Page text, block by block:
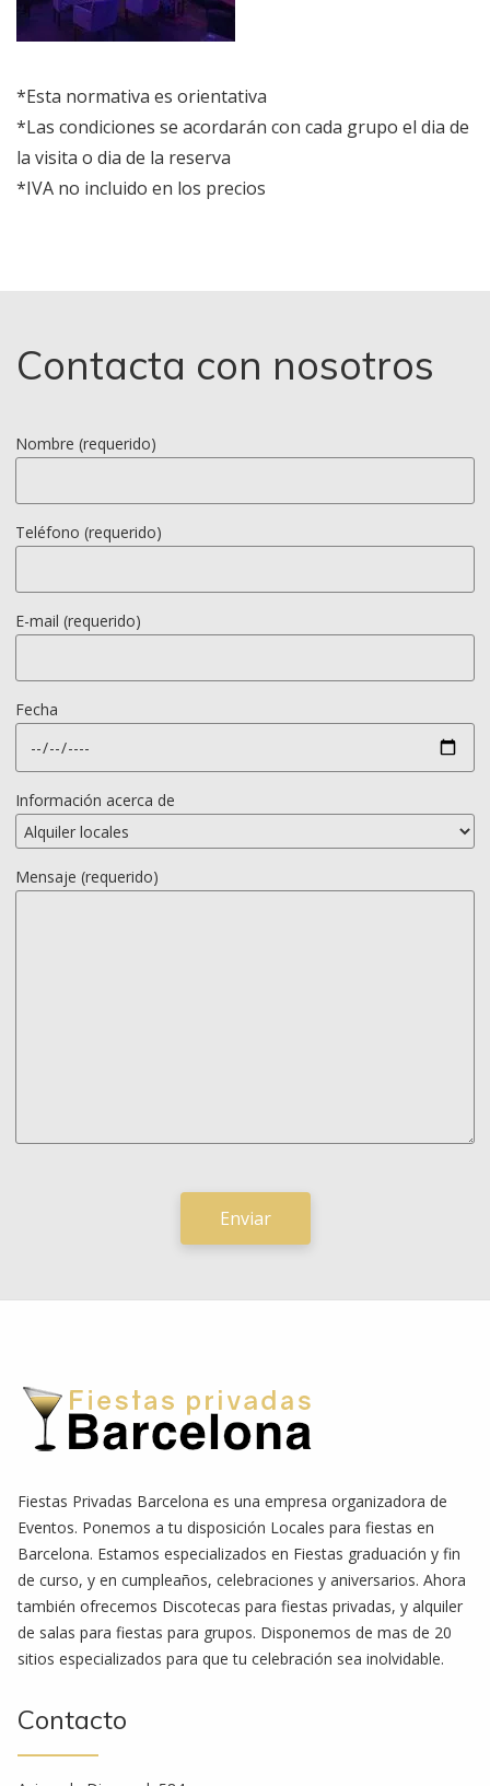
*Esta normativa es orientativa
*Las condiciones se acordarán con cada grupo el dia de
la visita o dia de la reserva
*IVA no incluido en los precios
Contacta con nosotros
Nombre (requerido)
Teléfono (requerido)
E-mail (requerido)
Fecha
Información acerca de
Mensaje (requerido)
Fiestas Privadas Barcelona es una empresa organizadora de
Eventos. Ponemos a tu disposición Locales para fiestas en
Barcelona. Estamos especializados en Fiestas graduación y fin
de curso, y en cumpleaños, celebraciones y aniversarios. Ahora
también ofrecemos Discotecas para fiestas privadas, y alquiler
de salas para fiestas para grupos. Disponemos de mas de 20
sitios especializados para que tu celebración sea inolvidable.
Contacto